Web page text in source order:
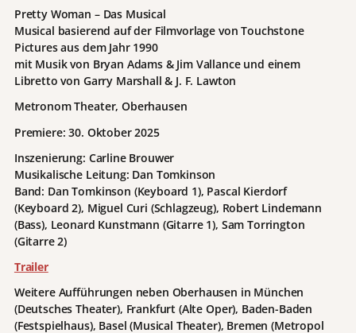
Pretty Woman – Das Musical
Musical basierend auf der Filmvorlage von Touchstone
Pictures aus dem Jahr 1990
mit Musik von Bryan Adams & Jim Vallance und einem
Libretto von Garry Marshall & J. F. Lawton
Metronom Theater, Oberhausen
Premiere: 30. Oktober 2025
Inszenierung: Carline Brouwer
Musikalische Leitung: Dan Tomkinson
Band: Dan Tomkinson (Keyboard 1), Pascal Kierdorf
(Keyboard 2), Miguel Curi (Schlagzeug), Robert Lindemann
(Bass), Leonard Kunstmann (Gitarre 1), Sam Torrington
(Gitarre 2)
Trailer
Weitere Aufführungen neben Oberhausen in München
(Deutsches Theater), Frankfurt (Alte Oper), Baden-Baden
(Festspielhaus), Basel (Musical Theater), Bremen (Metropol